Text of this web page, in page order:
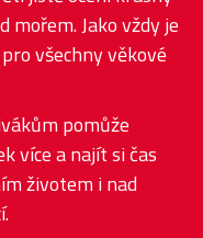
Jako vždy je
všechny věkové
pomůže
více a najít si čas
životem i nad